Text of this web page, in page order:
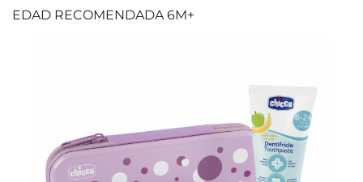
EDAD RECOMENDADA 6M+